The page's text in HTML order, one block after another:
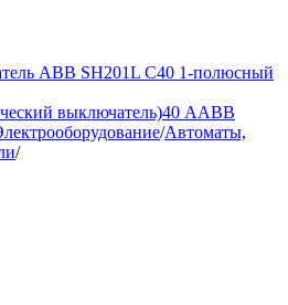
ABB SH201L C40 1-полюсный
выключатель)40 АABB
/Автоматы,
/